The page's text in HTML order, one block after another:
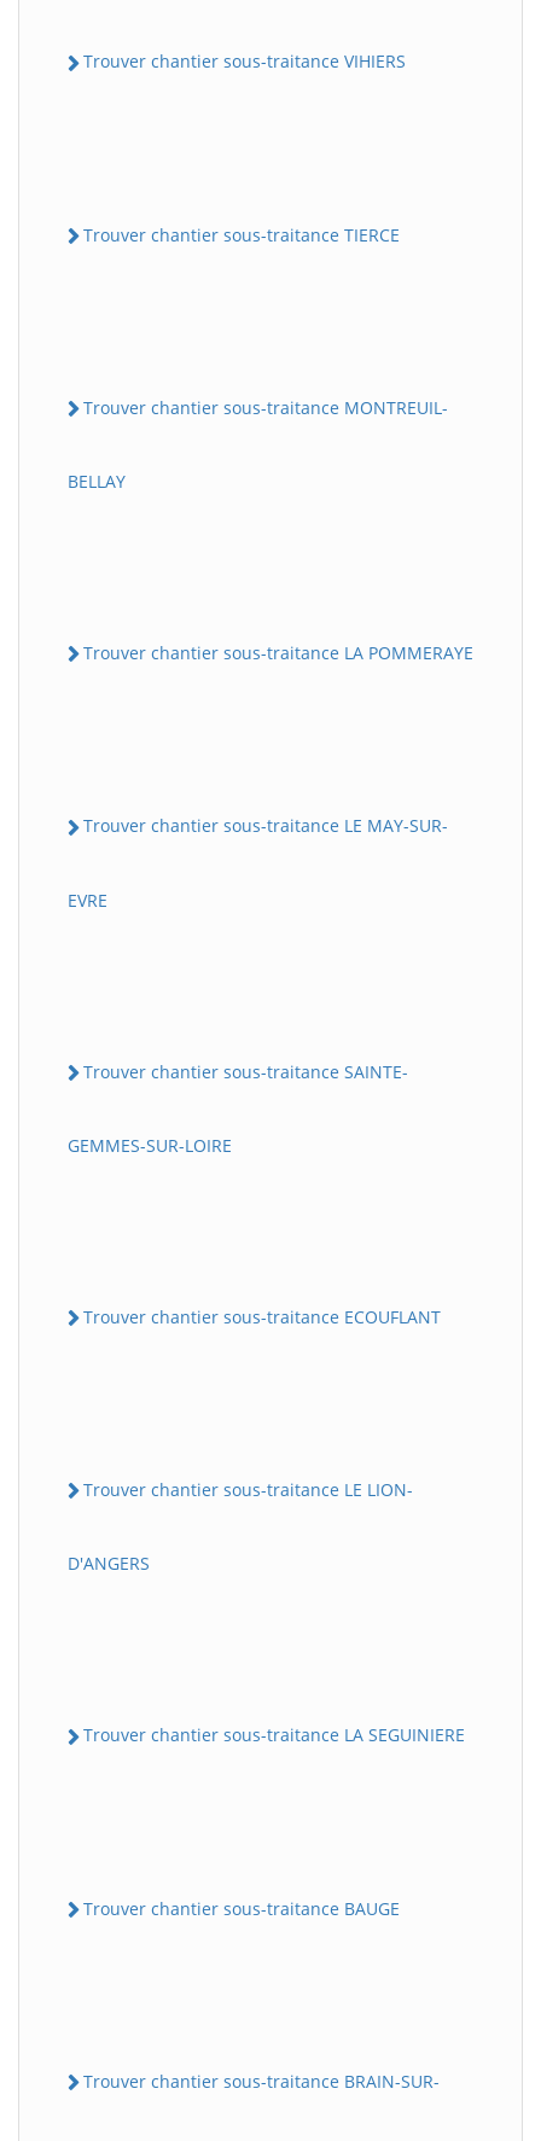
Trouver chantier sous-traitance VIHIERS
Trouver chantier sous-traitance TIERCE
Trouver chantier sous-traitance MONTREUIL-
BELLAY
Trouver chantier sous-traitance LA POMMERAYE
Trouver chantier sous-traitance LE MAY-SUR-
EVRE
Trouver chantier sous-traitance SAINTE-
GEMMES-SUR-LOIRE
Trouver chantier sous-traitance ECOUFLANT
Trouver chantier sous-traitance LE LION-
D'ANGERS
Trouver chantier sous-traitance LA SEGUINIERE
Trouver chantier sous-traitance BAUGE
Trouver chantier sous-traitance BRAIN-SUR-